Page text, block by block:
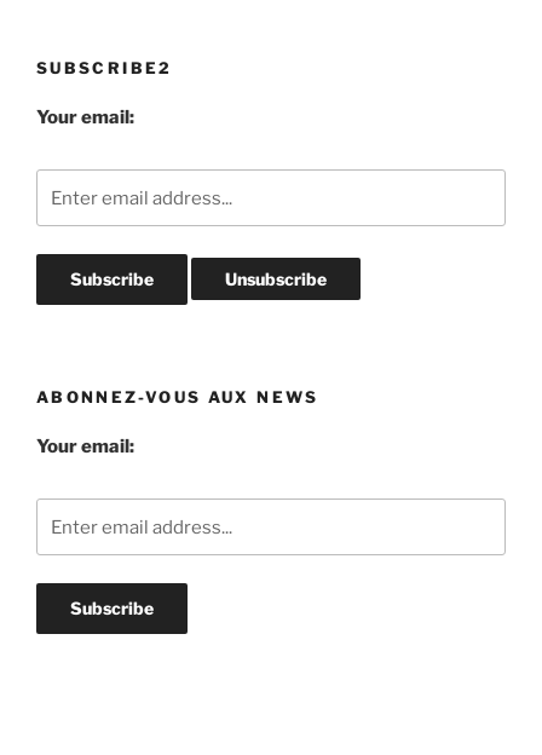
SUBSCRIBE2
Your email:
ABONNEZ-VOUS AUX NEWS
Your email: